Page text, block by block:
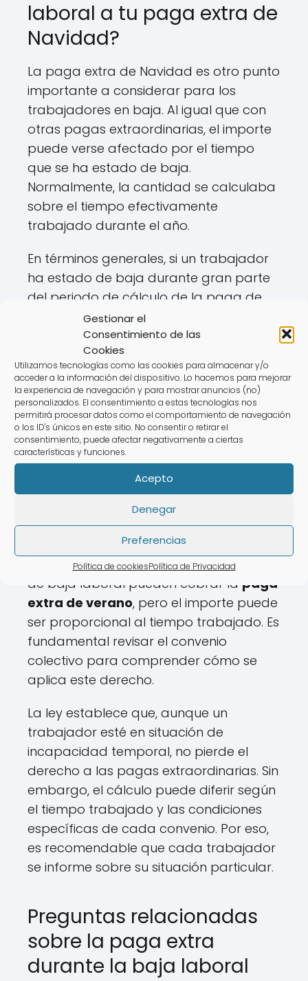
Gestionar el
Consentimiento de las
Cookies
Utilizamos tecnologías como las cookies para almacenar y/o
acceder a la información del dispositivo. Lo hacemos para mejorar
la experiencia de navegación y para mostrar anuncios (no)
personalizados. El consentimiento a estas tecnologías nos
permitirá procesar datos como el comportamiento de navegación
o los ID's únicos en este sitio. No consentir o retirar el
consentimiento, puede afectar negativamente a ciertas
características y funciones.
Acepto
Denegar
Preferencias
Política de cookiesPolítica de Privacidad
laboral a tu paga extra de
Navidad?
La paga extra de Navidad es otro punto
importante a considerar para los
trabajadores en baja. Al igual que con
otras pagas extraordinarias, el importe
puede verse afectado por el tiempo
que se ha estado de baja.
Normalmente, la cantidad se calculaba
sobre el tiempo efectivamente
trabajado durante el año.
En términos generales, si un trabajador
ha estado de baja durante gran parte
del periodo de cálculo de la paga de
Navidad, es probable que reciba una
cantidad reducida. Esto se debe al
hecho de que la base reguladora se
considera para el cálculo de la paga, y
estar de baja puede disminuir el
porcentaje que se recibe.
Paga extra de verano:
¿puedo cobrarla estando
La respuesta es sí, aunque con ciertas
condiciones. Los trabajadores que están
de baja laboral pueden cobrar la paga
extra de verano, pero el importe puede
ser proporcional al tiempo trabajado. Es
fundamental revisar el convenio
colectivo para comprender cómo se
aplica este derecho.
La ley establece que, aunque un
trabajador esté en situación de
incapacidad temporal, no pierde el
derecho a las pagas extraordinarias. Sin
embargo, el cálculo puede diferir según
el tiempo trabajado y las condiciones
específicas de cada convenio. Por eso,
es recomendable que cada trabajador
se informe sobre su situación particular.
Preguntas relacionadas
sobre la paga extra
durante la baja laboral